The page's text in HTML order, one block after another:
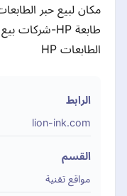
مكان لبيع حبر
الطابعات HP
الرابط
lion-ink.com
القسم
مواقع تقنية